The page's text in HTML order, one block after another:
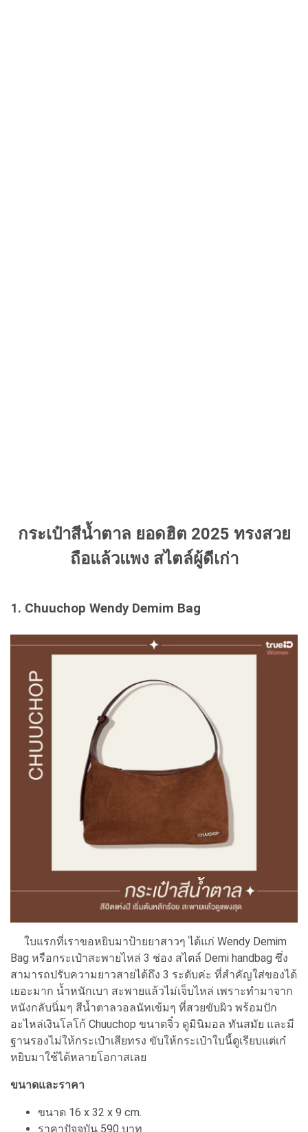
กระเป๋าสีน้ำตาล ยอดฮิต 2025 ทรงสวย
ถือแล้วแพง สไตล์ผู้ดีเก่า
1. Chuuchop Wendy Demim Bag
ใบแรกที่เราขอหยิบมาป้ายยาสาวๆ ได้แก่ Wendy Demim
Bag หรือกระเป๋าสะพายไหล่ 3 ช่อง สไตล์ Demi handbag ซึ่ง
สามารถปรับความยาวสายได้ถึง 3 ระดับค่ะ ที่สำคัญใส่ของได้
เยอะมาก น้ำหนักเบา สะพายแล้วไม่เจ็บไหล่ เพราะทำมาจาก
หนังกลับนิ่มๆ สีน้ำตาลวอลนัทเข้มๆ ที่สวยขับผิว พร้อมปัก
อะไหล่เงินโลโก้ Chuuchop ขนาดจิ๋ว ดูมินิมอล ทันสมัย และมี
ฐานรองไม่ให้กระเป๋าเสียทรง ขับให้กระเป๋าใบนี้ดูเรียบแต่เก๋
หยิบมาใช้ได้หลายโอกาสเลย
ขนาดและราคา
ขนาด 16 x 32 x 9 cm.
ราคาปัจจุบัน 590 บาท